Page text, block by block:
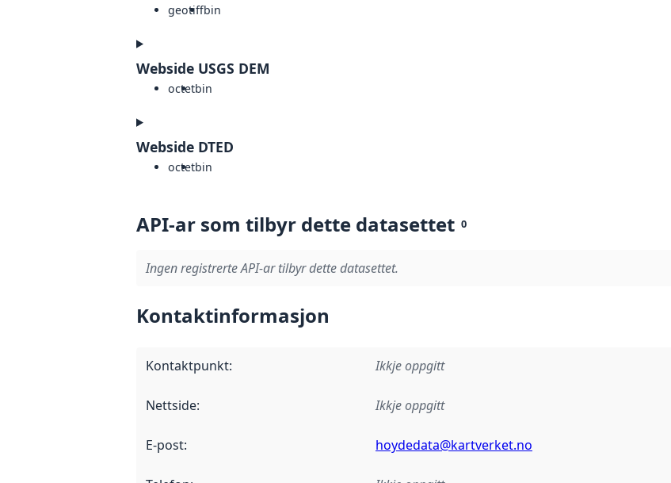
geotiffbin
Webside USGS DEM
octetbin
Webside DTED
octetbin
API-ar som tilbyr dette datasettet 0
Ingen registrerte API-ar tilbyr dette datasettet.
Kontaktinformasjon
Kontaktpunkt: Ikkje oppgitt
Nettside: Ikkje oppgitt
E-post: hoydedata@kartverket.no